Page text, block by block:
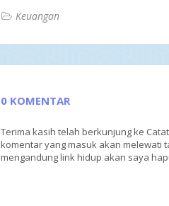
Keuangan
0 KOMENTAR
Terima kasih telah berkunjung ke
komentar yang masuk akan melewati
mengandung link hidup akan saya